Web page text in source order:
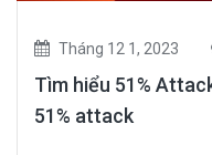
Tháng 12 1, 2023
Tìm hiểu 51%
51% attack